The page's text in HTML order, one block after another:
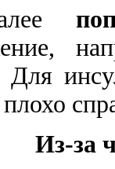
Для
Из-за